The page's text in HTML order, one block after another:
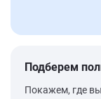
Подберем
Покажем, где